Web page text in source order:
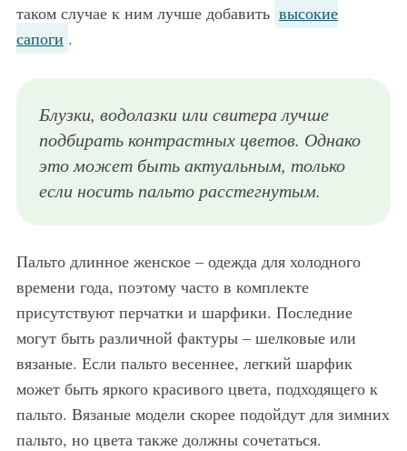
таком случае к ним лучше добавить высокие
сапоги .
Блузки, водолазки или свитера лучше
подбирать контрастных цветов. Однако
это может быть актуальным, только
если носить пальто расстегнутым.
Пальто длинное женское – одежда для холодного
времени года, поэтому часто в комплекте
присутствуют перчатки и шарфики. Последние
могут быть различной фактуры – шелковые или
вязаные. Если пальто весеннее, легкий шарфик
может быть яркого красивого цвета, подходящего к
пальто. Вязаные модели скорее подойдут для зимних
пальто, но цвета также должны сочетаться.